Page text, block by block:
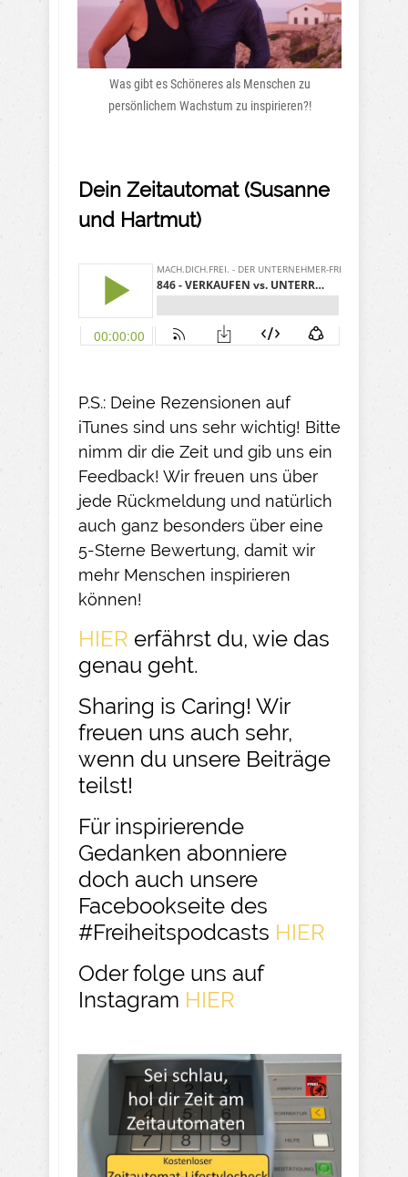
Was gibt es Schöneres als Menschen zu
persönlichem Wachstum zu inspirieren?!
Dein Zeitautomat (Susanne
und Hartmut)
P.S.: Deine Rezensionen auf
iTunes sind uns sehr wichtig! Bitte
nimm dir die Zeit und gib uns ein
Feedback! Wir freuen uns über
jede Rückmeldung und natürlich
auch ganz besonders über eine
5-Sterne Bewertung, damit wir
mehr Menschen inspirieren
können!
HIER erfährst du, wie das
genau geht.
Sharing is Caring! Wir
freuen uns auch sehr,
wenn du unsere Beiträge
teilst!
Für inspirierende
Gedanken abonniere
doch auch unsere
Facebookseite des
#Freiheitspodcasts HIER
Oder folge uns auf
Instagram HIER